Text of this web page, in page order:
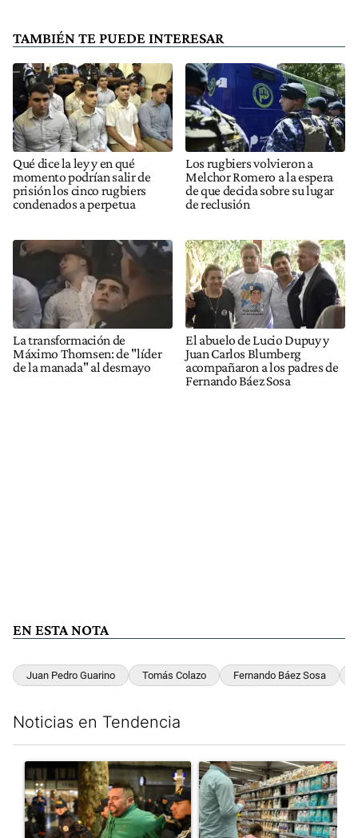
TAMBIÉN TE PUEDE INTERESAR
Qué dice la ley y en qué
momento podrían salir de
prisión los cinco rugbiers
condenados a perpetua
Los rugbiers volvieron a
Melchor Romero a la espera
de que decida sobre su lugar
de reclusión
La transformación de
Máximo Thomsen: de "líder
de la manada" al desmayo
El abuelo de Lucio Dupuy y
Juan Carlos Blumberg
acompañaron a los padres de
Fernando Báez Sosa
EN ESTA NOTA
Juan Pedro Guarino Tomás Colazo Fernando Báez Sosa
Noticias en Tendencia
Un artículo de tendencia con el título "La violencia sigue en
Un artículo de tendencia con